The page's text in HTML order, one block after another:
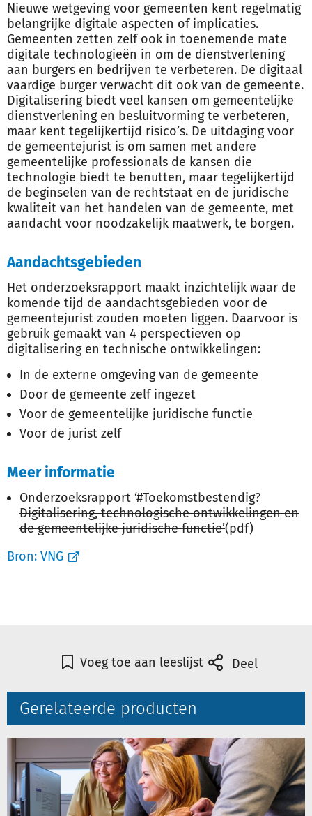
Nieuwe wetgeving voor gemeenten kent regelmatig
belangrijke digitale aspecten of implicaties.
Gemeenten zetten zelf ook in toenemende mate
digitale technologieën in om de dienstverlening
aan burgers en bedrijven te verbeteren. De digitaal
vaardige burger verwacht dit ook van de gemeente.
Digitalisering biedt veel kansen om gemeentelijke
dienstverlening en besluitvorming te verbeteren,
maar kent tegelijkertijd risico’s. De uitdaging voor
de gemeentejurist is om samen met andere
gemeentelijke professionals de kansen die
technologie biedt te benutten, maar tegelijkertijd
de beginselen van de rechtstaat en de juridische
kwaliteit van het handelen van de gemeente, met
aandacht voor noodzakelijk maatwerk, te borgen.
Aandachtsgebieden
Het onderzoeksrapport maakt inzichtelijk waar de
komende tijd de aandachtsgebieden voor de
gemeentejurist zouden moeten liggen. Daarvoor is
gebruik gemaakt van 4 perspectieven op
digitalisering en technische ontwikkelingen:
In de externe omgeving van de gemeente
Door de gemeente zelf ingezet
Voor de gemeentelijke juridische functie
Voor de jurist zelf
Meer informatie
Onderzoeksrapport ‘#Toekomstbestendig?
Digitalisering, technologische ontwikkelingen en
de gemeentelijke juridische functie’(pdf)
Bron: VNG
Voeg toe aan leeslijst Deel
Gerelateerde producten